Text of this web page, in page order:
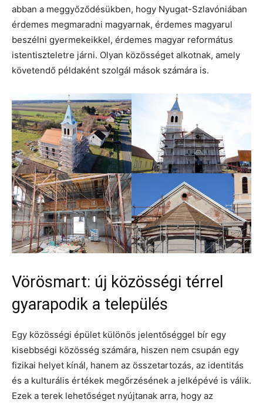
abban a meggyőződésükben, hogy Nyugat-Szlavóniában
érdemes megmaradni magyarnak, érdemes magyarul
beszélni gyermekeikkel, érdemes magyar református
istentiszteletre járni. Olyan közösséget alkotnak, amely
követendő példaként szolgál mások számára is.
Vörösmart: új közösségi térrel
gyarapodik a település
Egy közösségi épület különös jelentőséggel bír egy
kisebbségi közösség számára, hiszen nem csupán egy
fizikai helyet kínál, hanem az összetartozás, az identitás
és a kulturális értékek megőrzésének a jelképévé is válik.
Ezek a terek lehetőséget nyújtanak arra, hogy az